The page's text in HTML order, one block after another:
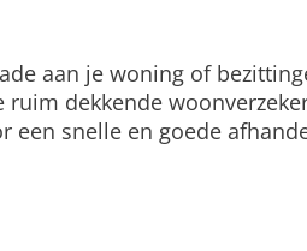
aan je woning of
dekkende
een snelle en goede